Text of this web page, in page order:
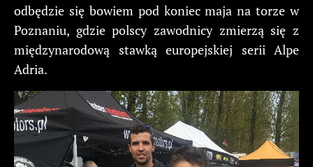
odbędzie się bowiem pod koniec maja na torze w
Poznaniu, gdzie polscy zawodnicy zmierzą się z
międzynarodową stawką europejskiej serii Alpe
Adria.